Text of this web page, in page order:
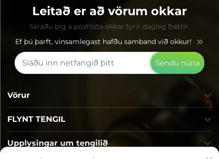
Leitað er að vörum okkar
Skráðu þig á póstlista okkar fyrir dagleg fréttir.
Ef þú þarft, vinsamlegast hafðu samband við okkur!
Sendu núna
FLYNT TENGIL
Vörur
Upplysingar um tengilið